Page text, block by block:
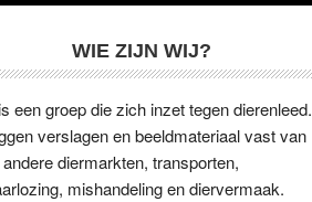
WIE ZIJN WIJ?
een groep die zich inzet tegen dierenleed.
verslagen en beeldmateriaal vast van
diermarkten, transporten,
mishandeling en diervermaak.